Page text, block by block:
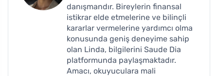
danışmandır. Bireylerin finansal
istikrar elde etmelerine ve bilinçli
kararlar vermelerine yardımcı olma
konusunda geniş deneyime sahip
olan Linda, bilgilerini Saude Dia
platformunda paylaşmaktadır.
Amacı, okuyuculara mali